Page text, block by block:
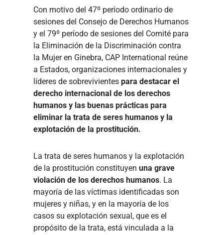
Con motivo del 47º período ordinario de
sesiones del Consejo de Derechos Humanos
y el 79º período de sesiones del Comité para
la Eliminación de la Discriminación contra
la Mujer en Ginebra, CAP International reúne
a Estados, organizaciones internacionales y
líderes de sobrevivientespara destacar el
derecho internacional de los derechos
humanos y las buenas prácticas para
eliminar la trata de seres humanos y la
explotación de la prostitución.
La trata de seres humanos y la explotación
de la prostitución constituyenuna grave
violación de los derechos humanos. La
mayoría de las víctimas identificadas son
mujeres y niñas, y en la mayoría de los
casos su explotación sexual, que es el
propósito de la trata, está vinculada a la